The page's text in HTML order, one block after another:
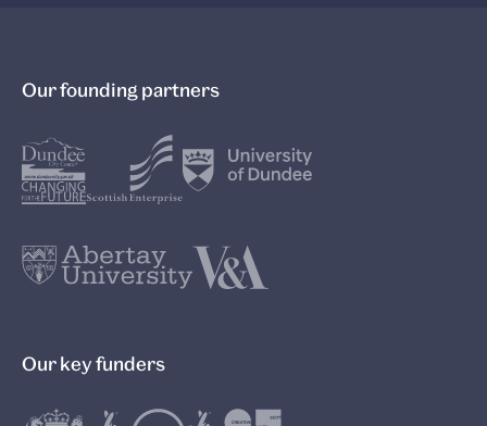
Our founding partners
Our key funders